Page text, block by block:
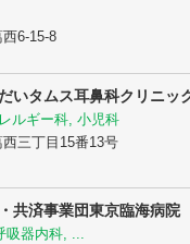
6-15-8
いタムス耳鼻科クリニッ
ルギー科, 小児科
西三丁目15番13号
共済事業団東京臨海病院
吸器内科, ...